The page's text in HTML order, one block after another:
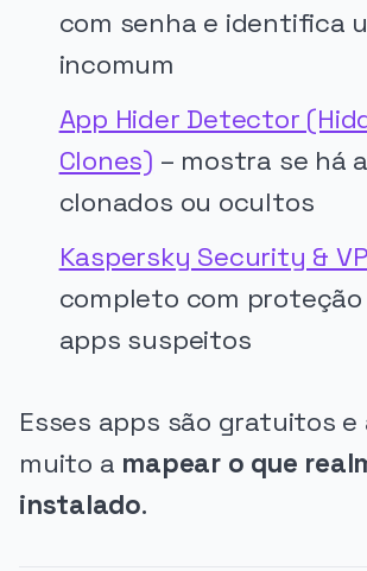
com senha e identifica
incomum
App Hider Detector
Clones) – mostra se há
clonados ou ocultos
Kaspersky Security &
completo com
apps suspeitos
Esses apps são gratuitos e
muito a mapear o que
instalado.